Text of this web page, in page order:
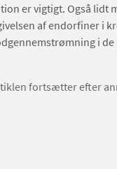
er vigtigt. Også lidt
af endorfiner i
i
fortsætter efter